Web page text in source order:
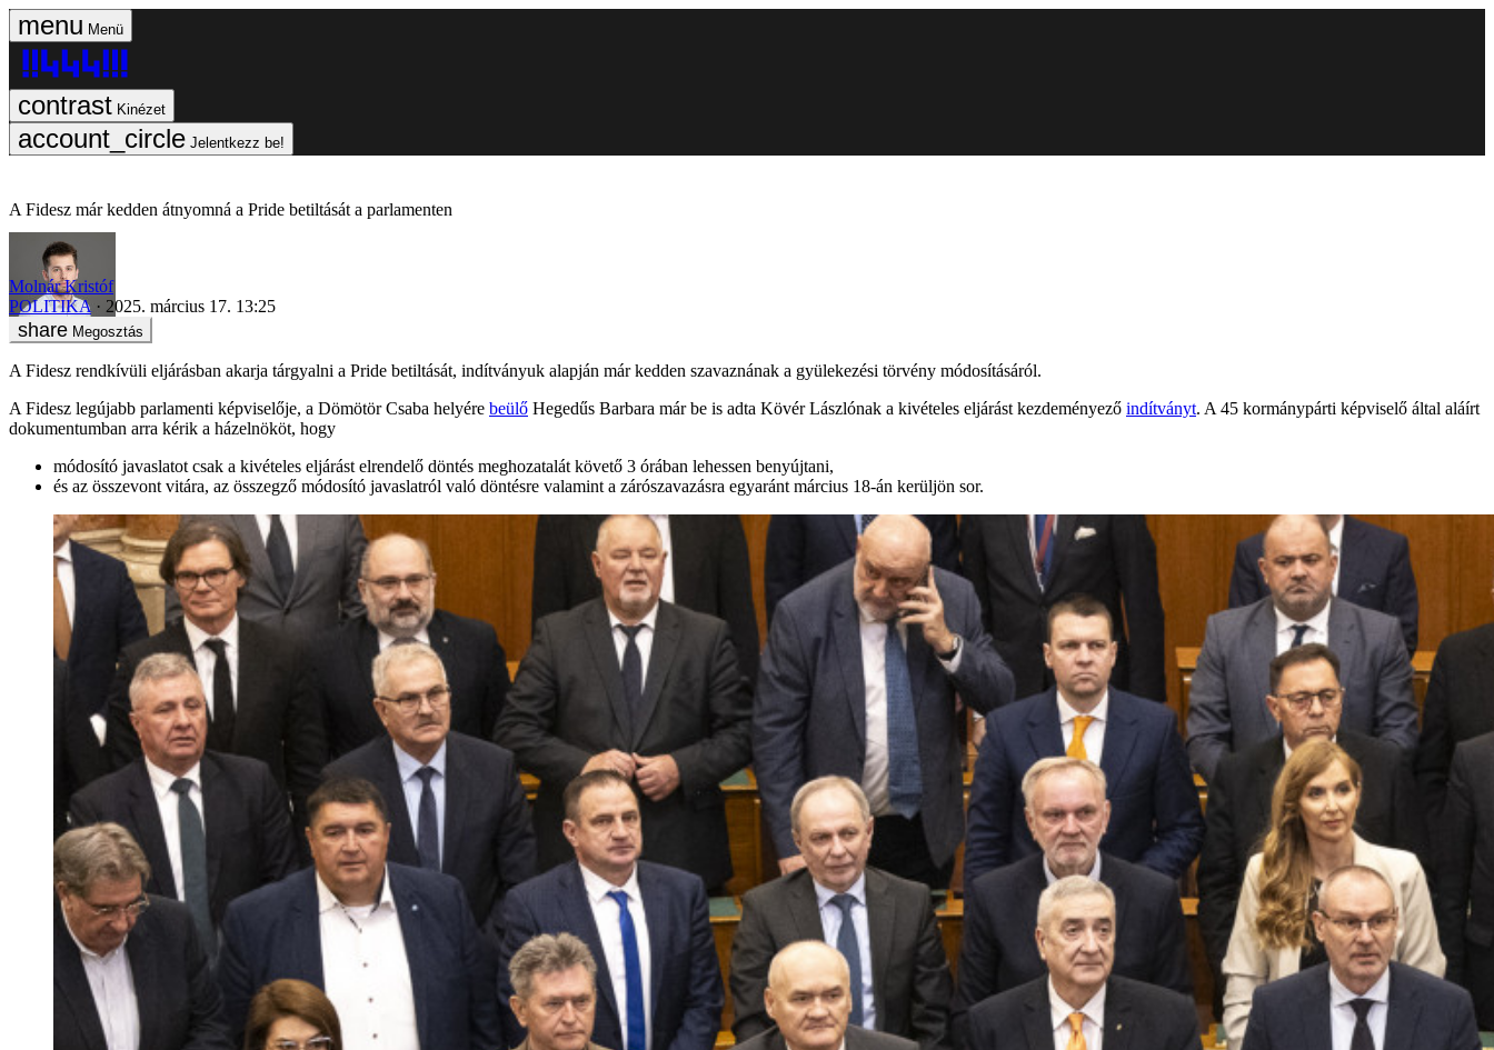
Menü
Kinézet
Jelentkezz be!
A Fidesz már kedden átnyomná a Pride betiltását a parlamenten
Molnár Kristóf
POLITIKA
2025. március 17. 13:25
Megosztás
A Fidesz rendkívüli eljárásban akarja tárgyalni a Pride betiltását, indítványuk alapján már kedden szavaznának a gyülekezési törvény módosításáról.
A Fidesz legújabb parlamenti képviselője, a Dömötör Csaba helyére beülő Hegedűs Barbara már be is adta Kövér Lászlónak a kivételes eljárást kezdeményező indítványt. A 45 kormánypárti képviselő által aláírt
dokumentumban arra kérik a házelnököt, hogy
módosító javaslatot csak a kivételes eljárást elrendelő döntés meghozatalát követő 3 órában lehessen benyújtani,
és az összevont vitára, az összegző módosító javaslatról való döntésre valamint a zárószavazásra egyaránt március 18-án kerüljön sor.